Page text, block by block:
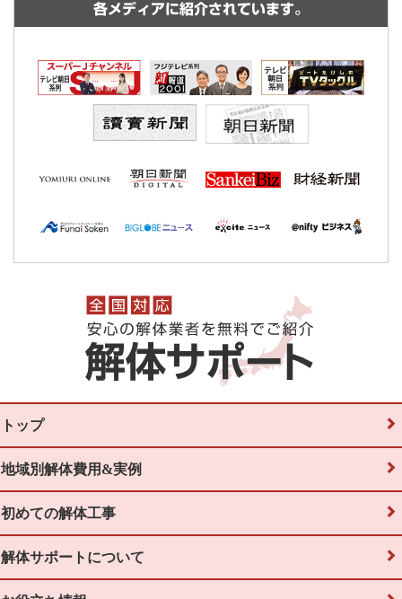
各メディアに紹介されています。
トップ
地域別解体費用&実例
初めての解体工事
解体サポートについて